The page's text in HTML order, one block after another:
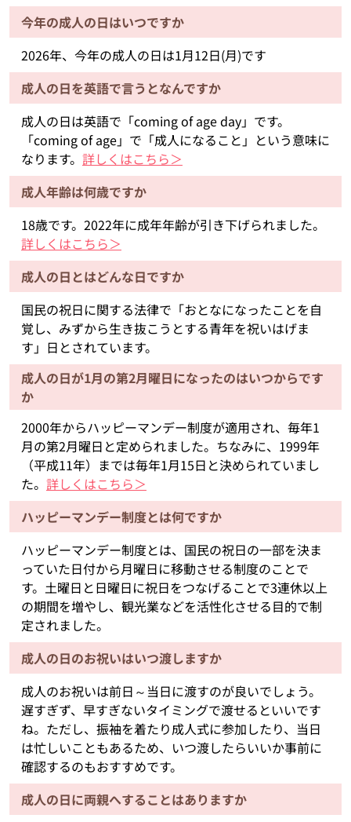
今年の成人の日はいつですか
2026年、今年の成人の日は1月12日(月)です
成人の日を英語で言うとなんですか
成人の日は英語で「coming of age day」です。
「coming of age」で「成人になること」という意味に
なります。 詳しくはこちら＞
成人年齢は何歳ですか
18歳です。2022年に成年年齢が引き下げられました。
詳しくはこちら＞
成人の日とはどんな日ですか
国民の祝日に関する法律で「おとなになったことを自
覚し、みずから生き抜こうとする青年を祝いはげま
す」日とされています。
成人の日が1月の第2月曜日になったのはいつからです
か
2000年からハッピーマンデー制度が適用され、毎年1
月の第2月曜日と定められました。ちなみに、1999年
（平成11年）までは毎年1月15日と決められていまし
た。 詳しくはこちら＞
ハッピーマンデー制度とは何ですか
ハッピーマンデー制度とは、国民の祝日の一部を決ま
っていた日付から月曜日に移動させる制度のことで
す。土曜日と日曜日に祝日をつなげることで3連休以上
の期間を増やし、観光業などを活性化させる目的で制
定されました。
成人の日のお祝いはいつ渡しますか
成人のお祝いは前日～当日に渡すのが良いでしょう。
遅すぎず、早すぎないタイミングで渡せるといいです
ね。ただし、振袖を着たり成人式に参加したり、当日
は忙しいこともあるため、いつ渡したらいいか事前に
確認するのもおすすめです。
成人の日に両親へすることはありますか